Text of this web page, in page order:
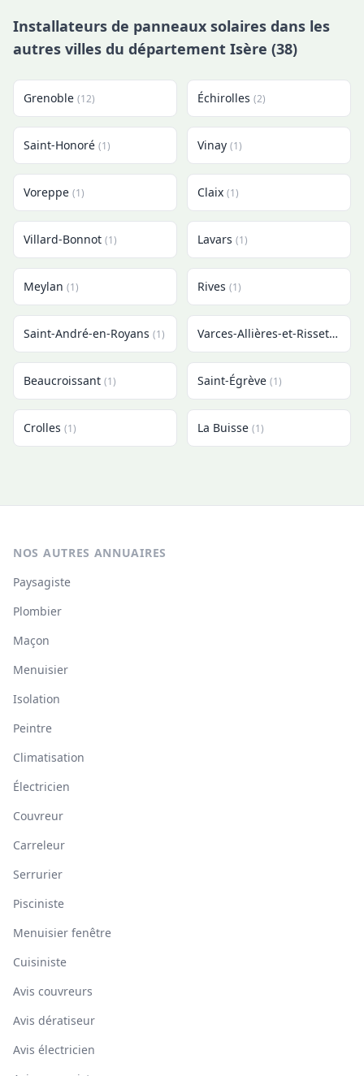
Installateurs de panneaux solaires dans les
autres villes du département Isère (38)
Grenoble (12) Échirolles (2)
Saint-Honoré (1) Vinay (1)
Voreppe (1) Claix (1)
Villard-Bonnot (1) Lavars (1)
Meylan (1) Rives (1)
Saint-André-en-Royans (1) Varces-Allières-et-Risset
(1)
Beaucroissant (1) Saint-Égrève (1)
Crolles (1) La Buisse (1)
NOS AUTRES ANNUAIRES
Paysagiste
Plombier
Maçon
Menuisier
Isolation
Peintre
Climatisation
Électricien
Couvreur
Carreleur
Serrurier
Pisciniste
Menuisier fenêtre
Cuisiniste
Avis couvreurs
Avis dératiseur
Avis électricien